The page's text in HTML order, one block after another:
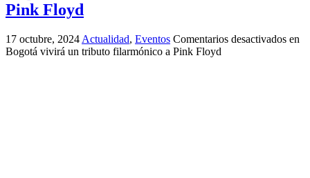
Pink Floyd
17 octubre, 2024 Actualidad, Eventos Comentarios desactivados en
Bogotá vivirá un tributo filarmónico a Pink Floyd